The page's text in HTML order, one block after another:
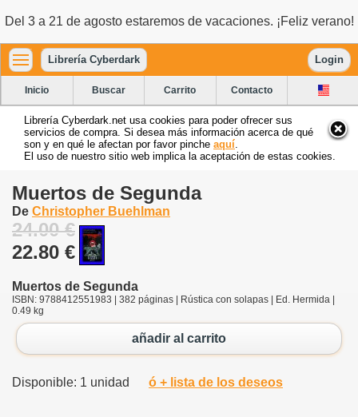
Del 3 a 21 de agosto estaremos de vacaciones. ¡Feliz verano!
Librería Cyberdark Login
Inicio Buscar Carrito Contacto
Librería Cyberdark.net usa cookies para poder ofrecer sus
servicios de compra. Si desea más información acerca de qué
son y en qué le afectan por favor pinche aquí
El uso de nuestro sitio web implica la aceptación de estas cookies.
Muertos de Segunda
De Christopher Buehlman
24.00 €
22.80 €
Muertos de Segunda
ISBN: 9788412551983 | 382 páginas | Rústica con solapas | Ed. Hermida |
0.49 kg
añadir al carrito
Disponible: 1 unidad ó + lista de los deseos